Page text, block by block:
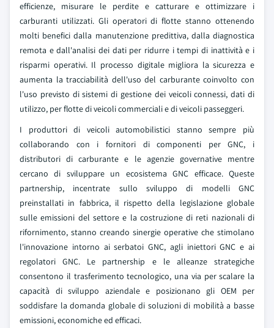
efficienze, misurare le perdite e catturare e ottimizzare i
carburanti utilizzati. Gli operatori di flotte stanno ottenendo
molti benefici dalla manutenzione predittiva, dalla diagnostica
remota e dall'analisi dei dati per ridurre i tempi di inattività e i
risparmi operativi. Il processo digitale migliora la sicurezza e
aumenta la tracciabilità dell'uso del carburante coinvolto con
l'uso previsto di sistemi di gestione dei veicoli connessi, dati di
utilizzo, per flotte di veicoli commerciali e di veicoli passeggeri.
I produttori di veicoli automobilistici stanno sempre più
collaborando con i fornitori di componenti per GNC, i
distributori di carburante e le agenzie governative mentre
cercano di sviluppare un ecosistema GNC efficace. Queste
partnership, incentrate sullo sviluppo di modelli GNC
preinstallati in fabbrica, il rispetto della legislazione globale
sulle emissioni del settore e la costruzione di reti nazionali di
rifornimento, stanno creando sinergie operative che stimolano
l'innovazione intorno ai serbatoi GNC, agli iniettori GNC e ai
regolatori GNC. Le partnership e le alleanze strategiche
consentono il trasferimento tecnologico, una via per scalare la
capacità di sviluppo aziendale e posizionano gli OEM per
soddisfare la domanda globale di soluzioni di mobilità a basse
emissioni, economiche ed efficaci.